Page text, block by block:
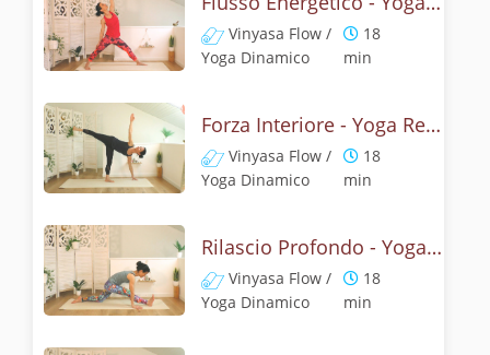
Vinyasa Flow /
Yoga Dinamico
18
min
Forza Interiore - Yoga Reset
Vinyasa Flow /
Yoga Dinamico
18
min
Rilascio Profondo - Yoga Reset
Vinyasa Flow /
Yoga Dinamico
18
min